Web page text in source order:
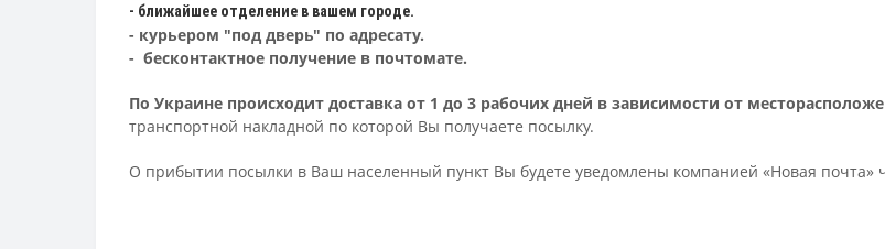
- ближайшее отделение в вашем городе.
- курьером "под дверь" по адресату.
- бесконтактное получение в почтомате.
По Украине происходит доставка от 1 до 3 рабочих дней в зависимости от
транспортной накладной по которой Вы получаете посылку.
О прибытии посылки в Ваш населенный пункт Вы будете уведомлены компанией «Новая почта»